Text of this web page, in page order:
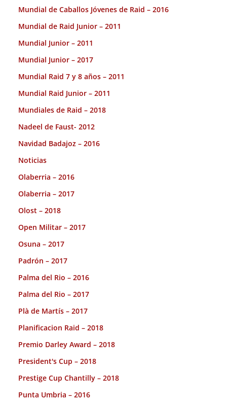
Mundial de Caballos Jóvenes de Raid – 2016
Mundial de Raid Junior – 2011
Mundial Junior – 2011
Mundial Junior – 2017
Mundial Raid 7 y 8 años – 2011
Mundial Raid Junior – 2011
Mundiales de Raid – 2018
Nadeel de Faust- 2012
Navidad Badajoz – 2016
Noticias
Olaberria – 2016
Olaberria – 2017
Olost – 2018
Open Militar – 2017
Osuna – 2017
Padrón – 2017
Palma del Rio – 2016
Palma del Rio – 2017
Plà de Martís – 2017
Planificacion Raid – 2018
Premio Darley Award – 2018
President's Cup – 2018
Prestige Cup Chantilly – 2018
Punta Umbria – 2016